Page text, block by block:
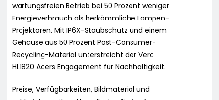
wartungsfreien Betrieb bei 50 Prozent weniger
Energieverbrauch als herkömmliche Lampen-
Projektoren. Mit IP6X-Staubschutz und einem
Gehäuse aus 50 Prozent Post-Consumer-
Recycling-Material unterstreicht der Vero
HL1820 Acers Engagement für Nachhaltigkeit.
Preise, Verfügbarkeiten, Bildmaterial und